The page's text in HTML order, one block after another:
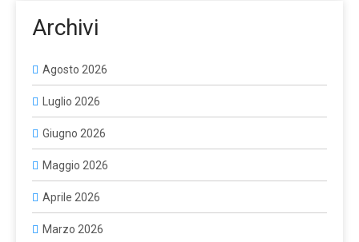
Archivi
Agosto 2026
Luglio 2026
Giugno 2026
Maggio 2026
Aprile 2026
Marzo 2026